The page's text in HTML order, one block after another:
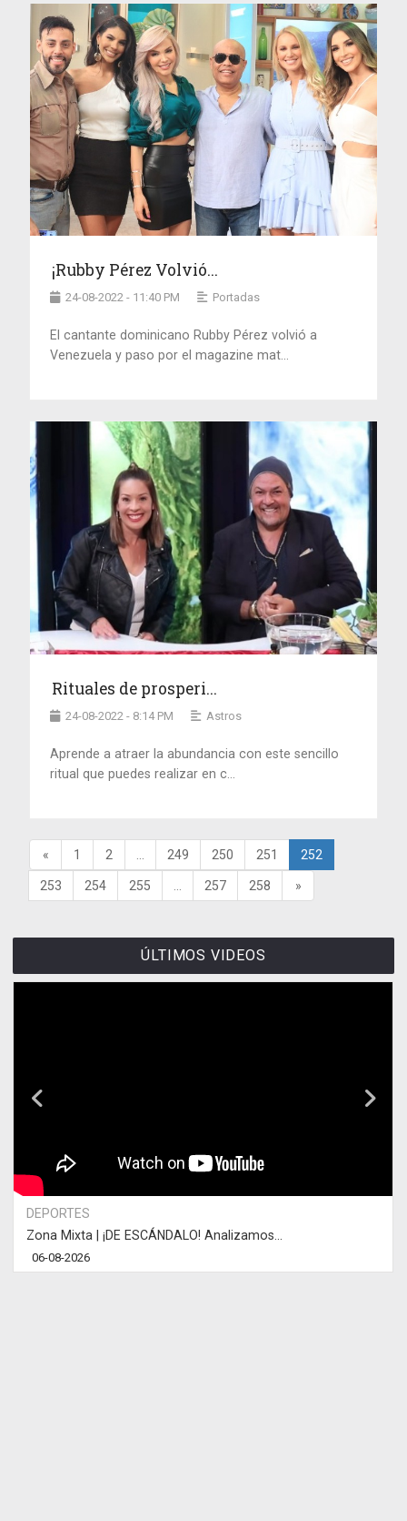
¡Rubby Pérez Volvió...
24-08-2022 - 11:40 PM Portadas
El cantante dominicano Rubby Pérez volvió a
Venezuela y paso por el magazine mat...
Rituales de prosperi...
24-08-2022 - 8:14 PM Astros
Aprende a atraer la abundancia con este sencillo
ritual que puedes realizar en c...
« 1 2 249 250 251 252
253 254 255 257 258 »
ÚLTIMOS VIDEOS
DEPORTES
Zona Mixta | ¡DE ESCÁNDALO! Analizamos...
06-08-2026